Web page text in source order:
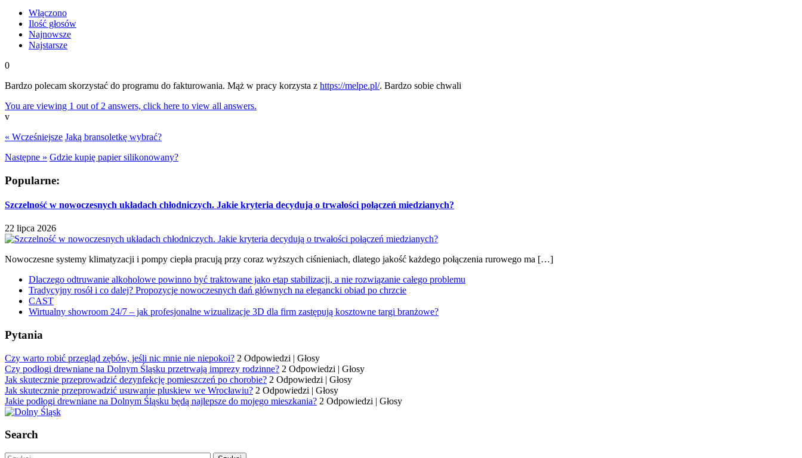
Włączono
Ilość głosów
Najnowsze
Najstarsze
0
Bardzo polecam skorzystać do programu do fakturowania. Mąż w pracy korzysta z https://melpe.pl/. Bardzo sobie chwali
You are viewing 1 out of 2 answers, click here to view all answers.
v
« Wcześniejsze Jaką bransoletkę wybrać?
Następne » Gdzie kupię papier silikonowany?
Popularne:
Szczelność w nowoczesnych układach chłodniczych. Jakie kryteria decydują o trwałości połączeń miedzianych?
22 lipca 2026
Nowoczesne systemy klimatyzacji i pompy ciepła pracują przy coraz wyższych ciśnieniach, dlatego jakość każdego połączenia rurowego ma […]
Dlaczego odtruwanie alkoholowe powinno być traktowane jako etap stabilizacji, a nie rozwiązanie całego problemu
Tradycyjny rosół i co dalej? Propozycje nowoczesnych dań głównych na elegancki obiad po chrzcie
CAST
Wirtualny showroom 24/7 – jak profesjonalne wizualizacje 3D dla firm zastępują kosztowne targi branżowe?
Pytania
Czy warto robić przegląd zębów, jeśli nic mnie nie niepokoi? 2 Odpowiedzi | Głosy
Czy podłogi drewniane na Dolnym Śląsku przetrwają imprezy rodzinne? 2 Odpowiedzi | Głosy
Jak skutecznie przeprowadzić dezynfekcję pomieszczeń po chorobie? 2 Odpowiedzi | Głosy
Jak skutecznie przeprowadzić usuwanie pluskiew we Wrocławiu? 2 Odpowiedzi | Głosy
Jakie podłogi drewniane na Dolnym Śląsku będą najlepsze do mojego mieszkania? 2 Odpowiedzi | Głosy
Search